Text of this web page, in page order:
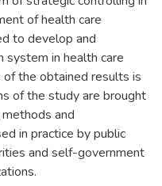
of health care
to develop and
system in health care
of the obtained results is
of the study are brought
and
in practice by public
and self-government